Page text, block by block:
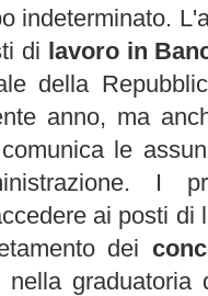
indeterminato.
di lavoro in
della
anno, ma
le
I
ai posti di
dei
nella